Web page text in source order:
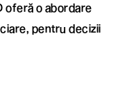
oferă o abordare
pentru decizii